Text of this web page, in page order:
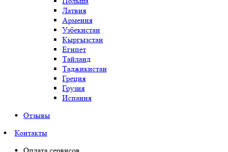
Латвия
Армения
Узбекистан
Кыргызстан
Египет
Тайланд
Таджикистан
Греция
Грузия
Испания
Отзывы
Контакты